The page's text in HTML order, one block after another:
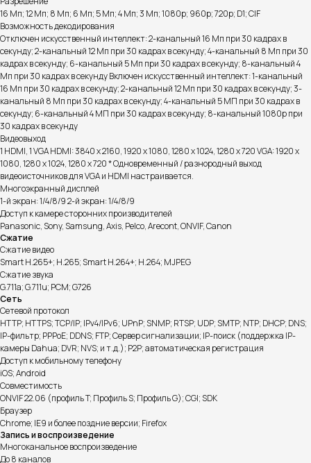
16 Мп; 12 Мп; 8 Мп; 6 Мп; 5 Мп; 4 Мп; 3 Мп; 1080p; 960p; 720p; D1; CIF
Возможность декодирования
Отключен искусственный интеллект: 2-канальный 16 Мп при 30 кадрах в
секунду; 2-канальный 12 Мп при 30 кадрах в секунду; 4-канальный 8 Мп при 30
кадрах в секунду; 6-канальный 5 Мп при 30 кадрах в секунду; 8-канальный 4
Мп при 30 кадрах в секунду Включен искусственный интеллект: 1-канальный
16 Мп при 30 кадрах в секунду; 2-канальный 12 Мп при 30 кадрах в секунду; 3-
канальный 8 Мп при 30 кадрах в секунду; 4-канальный 5 МП при 30 кадрах в
секунду; 6-канальный 4 МП при 30 кадрах в секунду; 8-канальный 1080p при
30 кадрах в секунду
Видеовыход
1 HDMI, 1 VGA HDMI: 3840 x 2160, 1920 x 1080, 1280 x 1024, 1280 x 720 VGA: 1920 x
1080, 1280 x 1024, 1280 x 720 * Одновременный / разнородный выход
видеоисточников для VGA и HDMI настраивается.
Многоэкранный дисплей
1-й экран: 1/4/8/9 2-й экран: 1/4/8/9
Доступ к камере сторонних производителей
Panasonic, Sony, Samsung, Axis, Pelco, Arecont, ONVIF, Canon
Сжатие
Сжатие видео
Smart H.265+; H.265; Smart H.264+; H.264; MJPEG
Сжатие звука
G.711a; G.711u; PCM; G726
Сеть
Сетевой протокол
HTTP; HTTPS; TCP/IP; IPv4/IPv6; UPnP; SNMP; RTSP; UDP; SMTP; NTP; DHCP; DNS;
IP-фильтр; PPPoE; DDNS; FTP; Сервер сигнализации; IP-поиск (поддержка IP-
камеры Dahua; DVR; NVS; и т.д.); P2P; автоматическая регистрация
Доступ к мобильному телефону
iOS; Android
Совместимость
ONVIF 22.06 (профиль T; Профиль S; Профиль G); CGI; SDK
Браузер
Chrome; IE9 и более поздние версии; Firefox
Запись и воспроизведение
Многоканальное воспроизведение
До 8 каналов